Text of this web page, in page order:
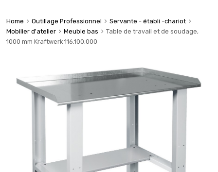
Home Outillage Professionnel
Servante - établi -chariot
Mobilier d'atelier
Meuble bas
Table de travail et de soudage,
1000 mm Kraftwerk 116.100.000